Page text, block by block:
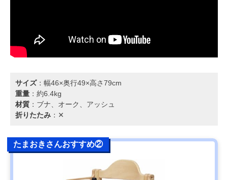
サイズ：幅46×奥行49×高さ79cm
重量 ：約6.4kg
材質 ：ブナ、オーク、アッシュ
折りたたみ ：✕
たまおきさんおすすめ②